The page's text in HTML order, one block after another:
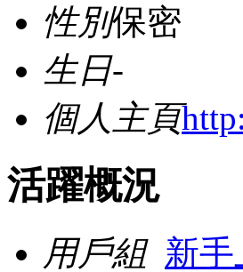
性別保密
生日-
個人主頁
活躍概況
用戶組 新手